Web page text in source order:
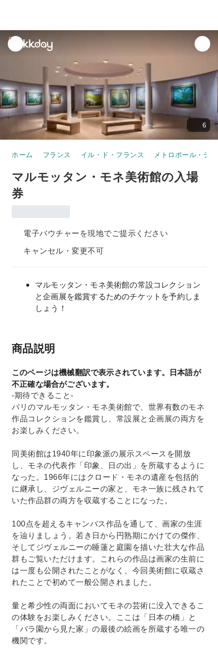
unread
notifications
6
ホーム フランス イル・ド・フランス メトロポール・デ
マルモッタン・モネ美術館の入場
券
電子バウチャーを現地でご提示ください
キャンセル・変更不可
マルモッタン・モネ美術館の常設コレクション
と企画展を鑑賞するためのチケットを予約しま
しょう！
商品説明
このページは機械翻訳で表示されています。日本語が
不正確な場合がございます。
-期待できること-
パリのマルモッタン・モネ美術館で、世界有数のモネ
作品コレクションを鑑賞し、常設展と企画展の両方を
お楽しみください。
同美術館は1940年に印象派の展示スペースを開放
し、モネの代表作「印象、日の出」を所蔵するように
なった。1966年にはクロード・モネの遺産を包括的
に継承し、ジヴェルニーの家と、モネ一族に残されて
いた作品群の両方を収蔵することになった。
100点を超えるキャンバス作品を通して、画家の生涯
を辿りましょう。若き日から円熟期にかけての傑作、
そしてジヴェルニーの睡蓮と庭園を描いた壮大な作品
群もご覧いただけます。これらの作品は画家の生前に
は一度も公開されたことがなく、今回美術館に収蔵さ
れたことで初めて一般公開されました。
量と希少性の両面においてモネの芸術に没入できるこ
の体験をお楽しみください。ここは「日本の橋」と
「バラ園から見た家」の最後の絵画を所蔵する唯一の
機関です。